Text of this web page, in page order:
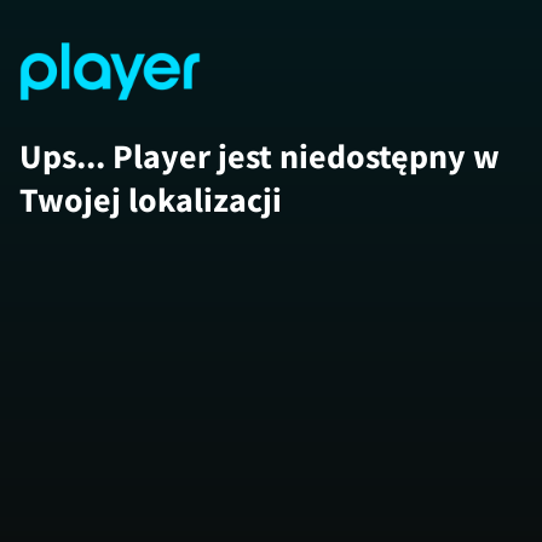
Ups... Player jest niedostępny w
Twojej lokalizacji